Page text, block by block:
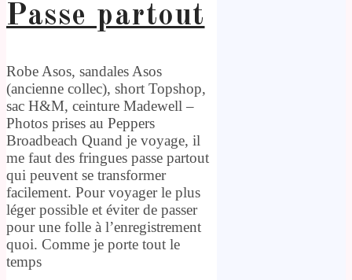
Passe partout
Robe Asos, sandales Asos
(ancienne collec), short Topshop,
sac H&M, ceinture Madewell –
Photos prises au Peppers
Broadbeach Quand je voyage, il
me faut des fringues passe partout
qui peuvent se transformer
facilement. Pour voyager le plus
léger possible et éviter de passer
pour une folle à l’enregistrement
quoi. Comme je porte tout le
temps